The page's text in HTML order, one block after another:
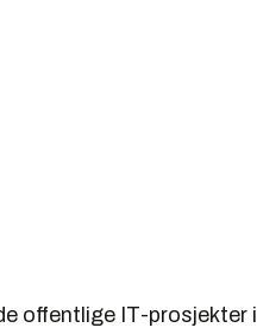
offentlige IT-prosjekter i